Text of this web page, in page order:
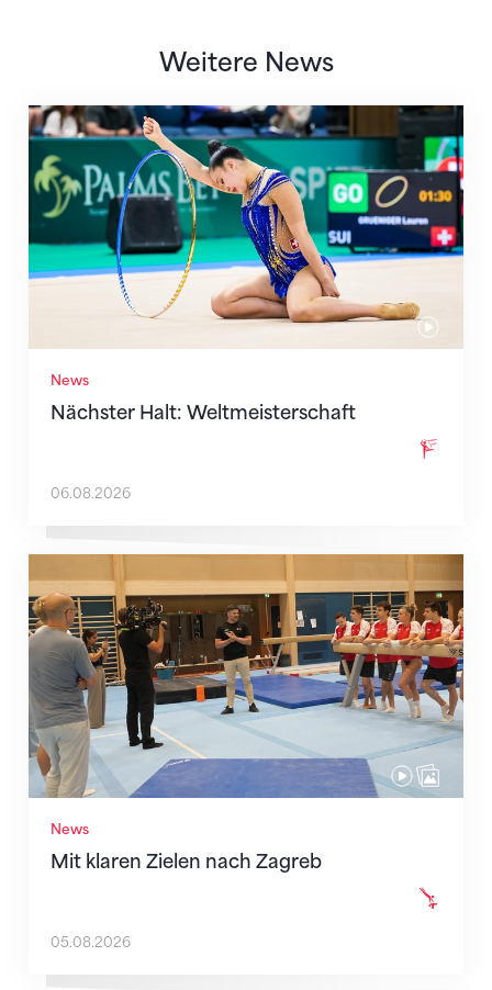
Weitere News
News
Nächster Halt: Weltmeisterschaft
Nächster Halt: Weltmeisterschaft
06.08.2026
News
Mit klaren Zielen nach Zagreb
Mit klaren Zielen nach Zagreb
05.08.2026